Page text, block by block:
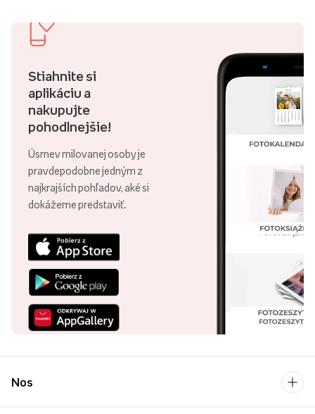
Stiahnite si
aplikáciu a
nakupujte
pohodlnejšie!
Úsmev milovanej osoby je
pravdepodobne jedným z
najkrajších pohľadov, aké si
dokážeme predstaviť.
Nos